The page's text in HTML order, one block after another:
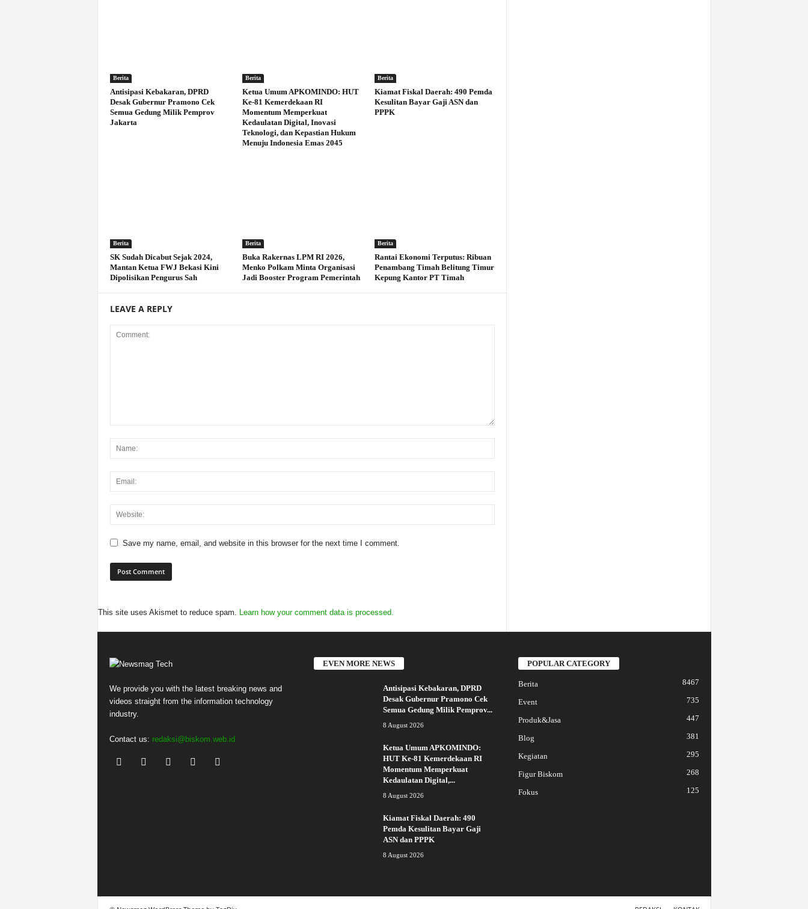
Berita
Antisipasi Kebakaran, DPRD
Desak Gubernur Pramono Cek
Semua Gedung Milik Pemprov
Jakarta
Berita
Ketua Umum APKOMINDO: HUT
Ke-81 Kemerdekaan RI
Momentum Memperkuat
Kedaulatan Digital, Inovasi
Teknologi, dan Kepastian Hukum
Menuju Indonesia Emas 2045
Berita
Kiamat Fiskal Daerah: 490 Pemda
Kesulitan Bayar Gaji ASN dan
PPPK
Berita
SK Sudah Dicabut Sejak 2024,
Mantan Ketua FWJ Bekasi Kini
Dipolisikan Pengurus Sah
Berita
Buka Rakernas LPM RI 2026,
Menko Polkam Minta Organisasi
Jadi Booster Program Pemerintah
Berita
Rantai Ekonomi Terputus: Ribuan
Penambang Timah Belitung Timur
Kepung Kantor PT Timah
LEAVE A REPLY
Save my name, email, and website in this browser for the next time I comment.
This site uses Akismet to reduce spam. Learn how your comment data is processed.
We provide you with the latest breaking news and
videos straight from the information technology
industry.
Contact us: redaksi@biskom.web.id
EVEN MORE NEWS
Antisipasi Kebakaran, DPRD
Desak Gubernur Pramono Cek
Semua Gedung Milik Pemprov...
8 August 2026
Ketua Umum APKOMINDO:
HUT Ke-81 Kemerdekaan RI
Momentum Memperkuat
Kedaulatan Digital,...
8 August 2026
Kiamat Fiskal Daerah: 490
Pemda Kesulitan Bayar Gaji
ASN dan PPPK
8 August 2026
POPULAR CATEGORY
Berita 8467
Event 735
Produk&Jasa 447
Blog 381
Kegiatan 295
Figur Biskom 268
Fokus 125